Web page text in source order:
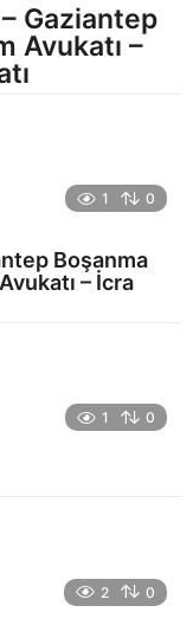
Gaziantep
Avukatı –
1 0
Boşanma
– İcra
1 0
2 0